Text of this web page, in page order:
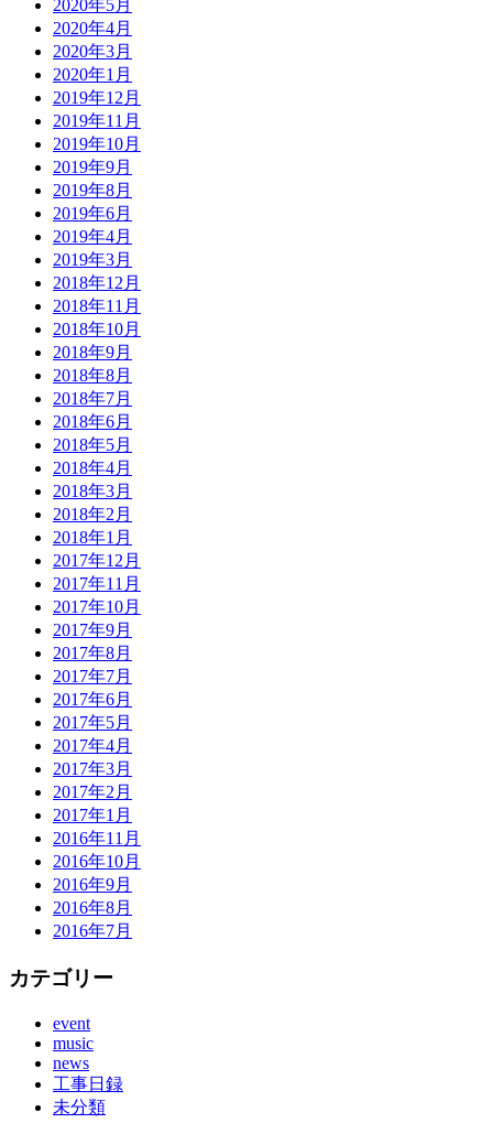
2020年5月
2020年4月
2020年3月
2020年1月
2019年12月
2019年11月
2019年10月
2019年9月
2019年8月
2019年6月
2019年4月
2019年3月
2018年12月
2018年11月
2018年10月
2018年9月
2018年8月
2018年7月
2018年6月
2018年5月
2018年4月
2018年3月
2018年2月
2018年1月
2017年12月
2017年11月
2017年10月
2017年9月
2017年8月
2017年7月
2017年6月
2017年5月
2017年4月
2017年3月
2017年2月
2017年1月
2016年11月
2016年10月
2016年9月
2016年8月
2016年7月
カテゴリー
event
music
news
工事日録
未分類